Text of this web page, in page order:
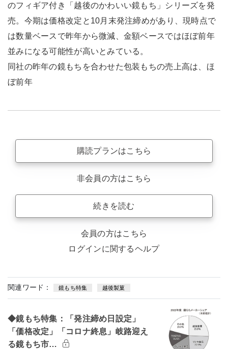
のフィギア付き「越後のかわいい鏡もち」シリーズを発
売。今期は価格改定と10月末発注締めがあり、現時点で
は数量ベースで昨年から微減、金額ベースではほぼ前年
並みになる可能性が高いとみている。
同社の昨年の鏡もちを合わせた包装もちの売上高は、ほ
ぼ前年
購読プランはこちら
非会員の方はこちら
続きを読む
会員の方はこちら
ログインに関するヘルプ
関連ワード： 鏡もち特集 越後製菓
◆鏡もち特集：「発注締め日設定」
「価格改定」「コロナ終息」岐路迎え
る鏡もち市…